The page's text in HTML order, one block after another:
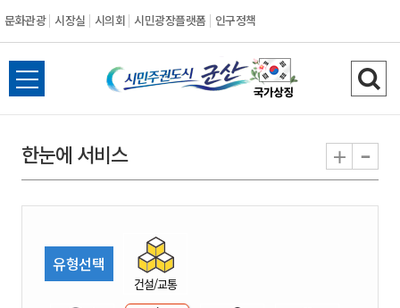
문화관광 시장실 시의회 시민광장플랫폼 인구정책
시
민
권
시
전
체
뉴
열
검
색
기
한눈에 서비스 + -
유형선택
건설/교통